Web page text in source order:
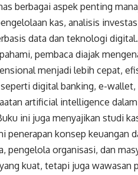
berbagai aspek penting
kas, analisis
data dan teknologi digital.
pembaca diajak
menjadi lebih cepat,
digital banking, e-
artificial intelligence
ini juga menyajikan studi
konsep keuangan
pengelola organisasi, dan
kuat, tetapi juga wawasan